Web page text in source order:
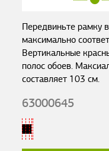
Передвиньте рамку
максимально
Вертикальные
полос обоев.
составляет 103 см.
63000645